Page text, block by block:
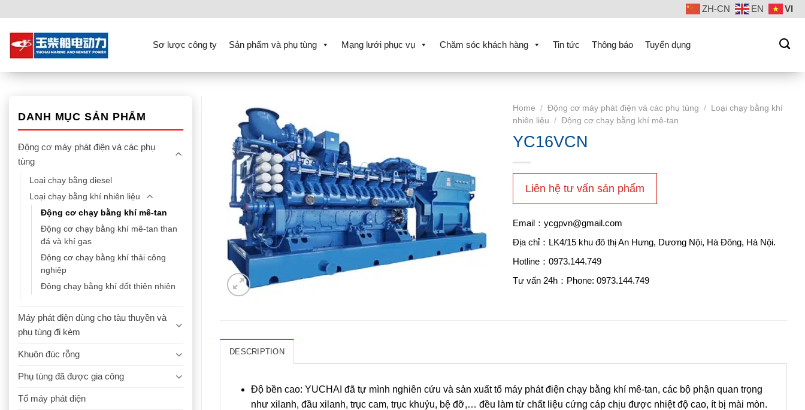
content
ZH-CN EN VI
Sơ lược công ty Sản phẩm và phụ tùng Mạng lưới phục vụ Chăm sóc khách hàng Tin tức Thông báo Tuyển dụng
DANH MỤC SẢN PHẨM
Động cơ máy phát điện và các phụ
tùng
Loại chạy bằng diesel
Loại chạy bằng khí nhiên liệu
Động cơ chạy bằng khí mê-tan
Động cơ chạy bằng khí mê-tan than
đá và khí gas
Động cơ chạy bằng khí thải công
nghiệp
Động chạy bằng khí đốt thiên nhiên
Máy phát điện dùng cho tàu thuyền và
phụ tùng đi kèm
Khuôn đúc rỗng
Phụ tùng đã được gia công
Tổ máy phát điện
Home / Động cơ máy phát điện và các phụ tùng /
Loại chạy bằng khí
nhiên liệu / Động cơ chạy bằng khí mê-tan
YC16VCN
Liên hệ tư vấn sản phẩm
Email：ycgpvn@gmail.com
Địa chỉ：LK4/15 khu đô thị An Hưng, Dương Nội, Hà Đông, Hà Nội.
Hotline：0973.144.749
Tư vấn 24h：Phone: 0973.144.749
DESCRIPTION
Độ bền cao: YUCHAI đã tự mình nghiên cứu và sản xuất tổ máy phát điện chạy bằng khí mê-tan, các bộ phận quan trọng
như xilanh, đầu xilanh, trục cam, trục khuỷu, bệ đỡ,… đều làm từ chất liệu cứng cáp chịu được nhiệt độ cao, ít bị mài mòn.